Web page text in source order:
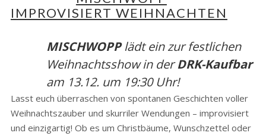
IMPROVISIERT WEIHNACHTEN
MISCHWOPPlädt ein zur festlichen
Weihnachtsshow in derDRK-Kaufbar
am 13.12. um 19:30 Uhr!
Lasst euch überraschen von spontanen Geschichten voller
Weihnachtszauber und skurriler Wendungen – improvisiert
und einzigartig! Ob es um Christbäume, Wunschzettel oder